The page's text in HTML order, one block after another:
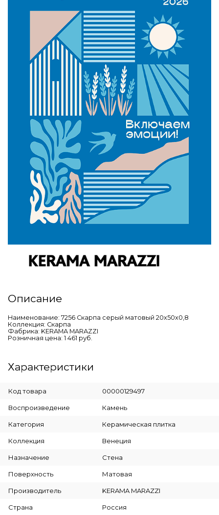
Описание
Наименование: 7256 Скарпа серый матовый 20x50x0,8
Коллекция: Скарпа
Фабрика: KERAMA MARAZZI
Розничная цена: 1 461 руб.
Характеристики
Код товара 00000129497
Воспроизведение Камень
Категория Керамическая плитка
Коллекция Венеция
Назначение Стена
Поверхность Матовая
Производитель KERAMA MARAZZI
Страна Россия